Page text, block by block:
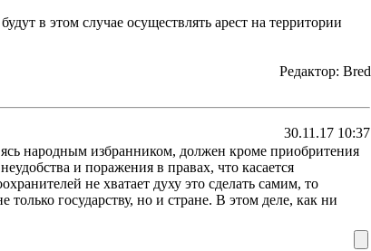
в этом случае осуществлять арест на территории
Редактор: Bred
30.11.17 10:37
народным избранником, должен кроме приобритения
и поражения в правах, что касается
не хватает духу это сделать самим, то
государству, но и стране. В этом деле, как ни